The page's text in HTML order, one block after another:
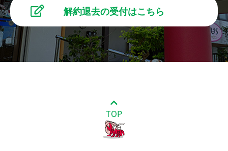
解約退去の受付はこちら
TOP